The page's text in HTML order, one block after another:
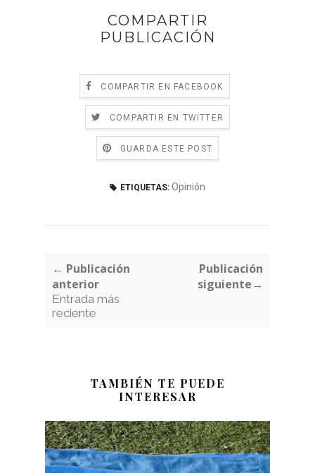
COMPARTIR
PUBLICACIÓN
COMPARTIR EN FACEBOOK
COMPARTIR EN TWITTER
GUARDA ESTE POST
ETIQUETAS: Opinión
← Publicación
anterior
Entrada más
reciente
Publicación
siguiente→
TAMBIÉN TE PUEDE
INTERESAR